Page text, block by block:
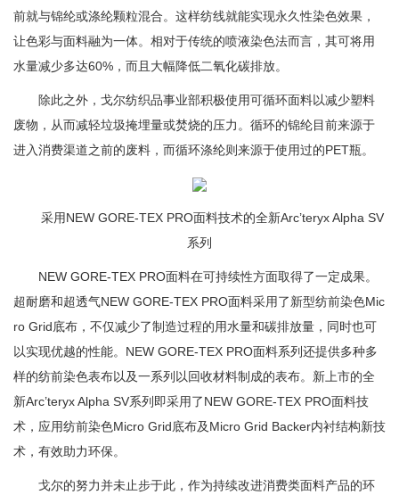
前就与锦纶或涤纶颗粒混合。这样纺线就能实现永久性染色效果，
让色彩与面料融为一体。相对于传统的喷液染色法而言，其可将用
水量减少多达60%，而且大幅降低二氧化碳排放。
除此之外，戈尔纺织品事业部积极使用可循环面料以减少塑料
废物，从而减轻垃圾掩埋量或焚烧的压力。循环的锦纶目前来源于
进入消费渠道之前的废料，而循环涤纶则来源于使用过的PET瓶。
采用NEW GORE-TEX PRO面料技术的全新Arc’teryx Alpha SV
系列
NEW GORE-TEX PRO面料在可持续性方面取得了一定成果。
超耐磨和超透气NEW GORE-TEX PRO面料采用了新型纺前染色Mic
ro Grid底布，不仅减少了制造过程的用水量和碳排放量，同时也可
以实现优越的性能。NEW GORE-TEX PRO面料系列还提供多种多
样的纺前染色表布以及一系列以回收材料制成的表布。新上市的全
新Arc’teryx Alpha SV系列即采用了NEW GORE-TEX PRO面料技
术，应用纺前染色Micro Grid底布及Micro Grid Backer内衬结构新技
术，有效助力环保。
戈尔的努力并未止步于此，作为持续改进消费类面料产品的环